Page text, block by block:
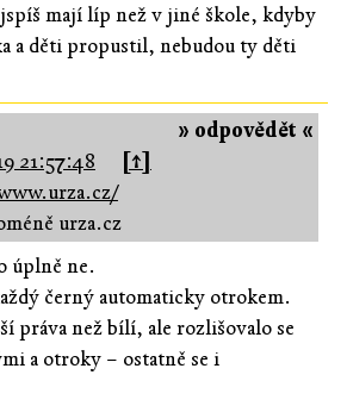
mají líp než v jiné škole, kdyby
a děti propustil, nebudou ty děti
» odpovědět «
21:57:48
[↑]
urza.cz
úplně ne.
černý automaticky otrokem.
práva než bílí, ale rozlišovalo se
a otroky – ostatně se i